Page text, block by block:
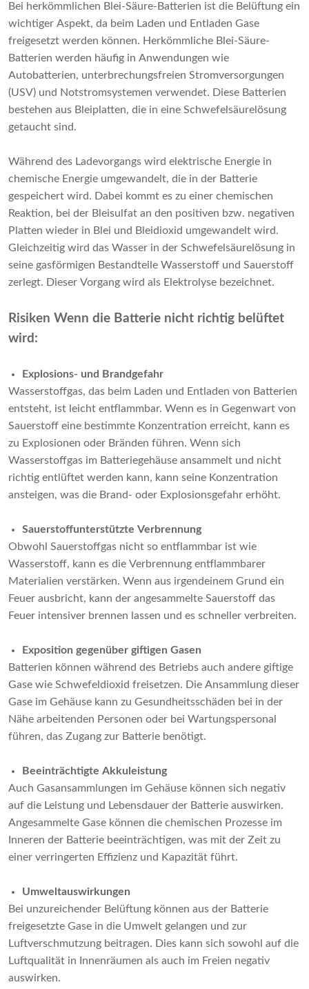
Bei herkömmlichen Blei-Säure-Batterien ist die Belüftung ein
wichtiger Aspekt, da beim Laden und Entladen Gase
freigesetzt werden können. Herkömmliche Blei-Säure-
Batterien werden häufig in Anwendungen wie
Autobatterien, unterbrechungsfreien Stromversorgungen
(USV) und Notstromsystemen verwendet. Diese Batterien
bestehen aus Bleiplatten, die in eine Schwefelsäurelösung
getaucht sind.
Während des Ladevorgangs wird elektrische Energie in
chemische Energie umgewandelt, die in der Batterie
gespeichert wird. Dabei kommt es zu einer chemischen
Reaktion, bei der Bleisulfat an den positiven bzw. negativen
Platten wieder in Blei und Bleidioxid umgewandelt wird.
Gleichzeitig wird das Wasser in der Schwefelsäurelösung in
seine gasförmigen Bestandteile Wasserstoff und Sauerstoff
zerlegt. Dieser Vorgang wird als Elektrolyse bezeichnet.
Risiken Wenn die Batterie nicht richtig belüftet
wird:
Explosions- und Brandgefahr
Wasserstoffgas, das beim Laden und Entladen von Batterien
entsteht, ist leicht entflammbar. Wenn es in Gegenwart von
Sauerstoff eine bestimmte Konzentration erreicht, kann es
zu Explosionen oder Bränden führen. Wenn sich
Wasserstoffgas im Batteriegehäuse ansammelt und nicht
richtig entlüftet werden kann, kann seine Konzentration
ansteigen, was die Brand- oder Explosionsgefahr erhöht.
Sauerstoffunterstützte Verbrennung
Obwohl Sauerstoffgas nicht so entflammbar ist wie
Wasserstoff, kann es die Verbrennung entflammbarer
Materialien verstärken. Wenn aus irgendeinem Grund ein
Feuer ausbricht, kann der angesammelte Sauerstoff das
Feuer intensiver brennen lassen und es schneller verbreiten.
Exposition gegenüber giftigen Gasen
Batterien können während des Betriebs auch andere giftige
Gase wie Schwefeldioxid freisetzen. Die Ansammlung dieser
Gase im Gehäuse kann zu Gesundheitsschäden bei in der
Nähe arbeitenden Personen oder bei Wartungspersonal
führen, das Zugang zur Batterie benötigt.
Beeinträchtigte Akkuleistung
Auch Gasansammlungen im Gehäuse können sich negativ
auf die Leistung und Lebensdauer der Batterie auswirken.
Angesammelte Gase können die chemischen Prozesse im
Inneren der Batterie beeinträchtigen, was mit der Zeit zu
einer verringerten Effizienz und Kapazität führt.
Umweltauswirkungen
Bei unzureichender Belüftung können aus der Batterie
freigesetzte Gase in die Umwelt gelangen und zur
Luftverschmutzung beitragen. Dies kann sich sowohl auf die
Luftqualität in Innenräumen als auch im Freien negativ
auswirken.